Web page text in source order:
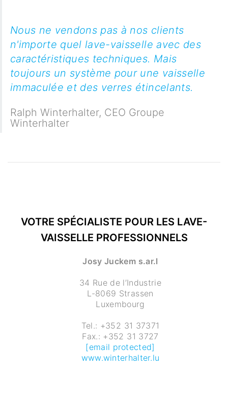
Nous ne vendons pas à nos clients
n'importe quel lave-vaisselle avec des
caractéristiques techniques. Mais
toujours un système pour une vaisselle
immaculée et des verres étincelants.
Ralph Winterhalter, CEO Groupe
Winterhalter
VOTRE SPÉCIALISTE POUR LES LAVE-
VAISSELLE PROFESSIONNELS
Josy Juckem s.ar.l
34 Rue de l’Industrie
L-8069 Strassen
Luxembourg
Tel.: +352 31 37371
Fax.: +352 31 3727
[email protected]
www.winterhalter.lu